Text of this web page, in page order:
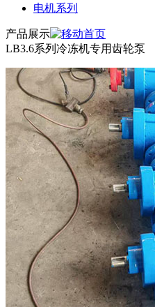
电机系列
产品展示
LB3.6系列冷冻机专用齿轮泵